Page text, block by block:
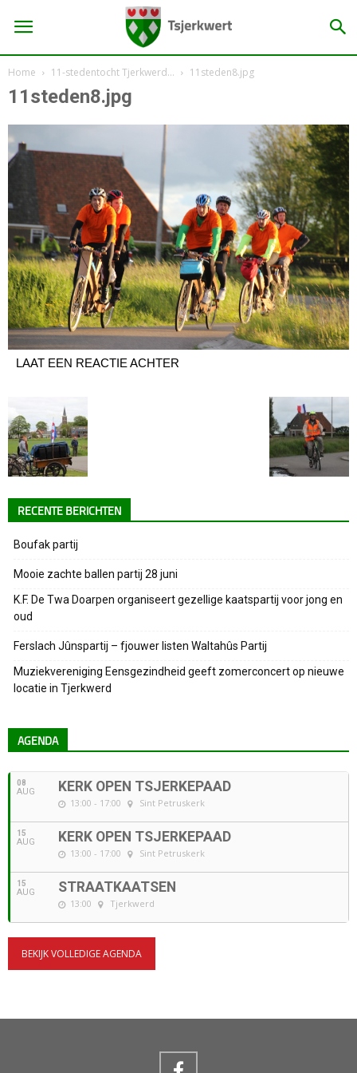
Home 11-stedentocht Tjerkwerd… 11steden8.jpg
11steden8.jpg
LAAT EEN REACTIE ACHTER
RECENTE BERICHTEN
Boufak partij
Mooie zachte ballen partij 28 juni
K.F. De Twa Doarpen organiseert gezellige kaatspartij voor jong en
oud
Ferslach Jûnspartij – fjouwer listen Waltahûs Partij
Muziekvereniging Eensgezindheid geeft zomerconcert op nieuwe
locatie in Tjerkwerd
AGENDA
08
AUG KERK OPEN TSJERKEPAAD
13:00 - 17:00 Sint Petruskerk
15
AUG KERK OPEN TSJERKEPAAD
13:00 - 17:00 Sint Petruskerk
15
AUG STRAATKAATSEN
13:00 Tjerkwerd
BEKIJK VOLLEDIGE AGENDA